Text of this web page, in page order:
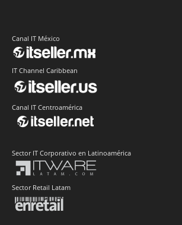
Canal IT México
IT Channel Caribbean
Canal IT Centroamérica
Sector IT Corporativo en Latinoamérica
Sector Retail Latam